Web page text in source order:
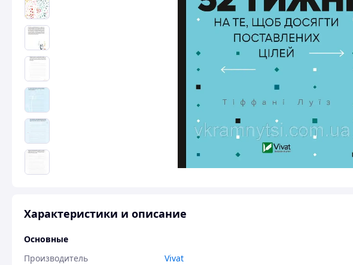
Характеристики и описание
Основные
Производитель
Vivat